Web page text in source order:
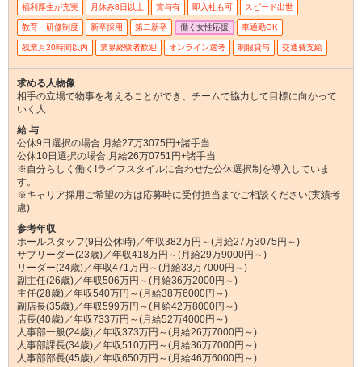
福利厚生が充実 月休み8日以上 賞与有 即入社も可 スピード出世
教育・研修制度 新卒採用 第二新卒 働く女性応援 車通勤OK
残業月20時間以内 業界経験者歓迎 オンライン選考 制服貸与 交通費支給
求める人物像
相手の立場で物事を考えることができ、チームで協力して目標に向かって
いく人
給 与
公休9日選択の場合:月給27万3075円+諸手当
公休10日選択の場合:月給26万0751円+諸手当
※自分らしく働く!ライフスタイルに合わせた公休選択制を導入していま
す。
※キャリア採用ご希望の方は応募時に受付担当までご相談ください(実績考
慮)
参考年収
ホールスタッフ(9日公休時)／年収382万円～(月給27万3075円～)
サブリーダー(23歳)／年収418万円～(月給29万9000円～)
リーダー(24歳)／年収471万円～(月給33万7000円～)
副主任(26歳)／年収506万円～(月給36万2000円～)
主任(28歳)／年収540万円～(月給38万6000円～)
副店長(35歳)／年収599万円～(月給42万8000円～)
店長(40歳)／年収733万円～(月給52万4000円～)
人事部一般(24歳)／年収373万円～(月給26万7000円～)
人事部課長(34歳)／年収510万円～(月給36万7000円～)
人事部部長(45歳)／年収650万円～(月給46万6000円～)